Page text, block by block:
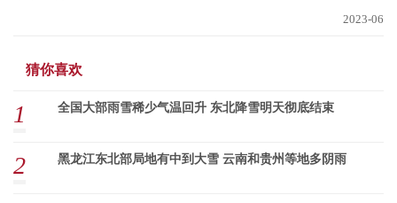
2023-06
猜你喜欢
1 全国大部雨雪稀少气温回升 东北降雪明天彻底结束
2 黑龙江东北部局地有中到大雪 云南和贵州等地多阴雨